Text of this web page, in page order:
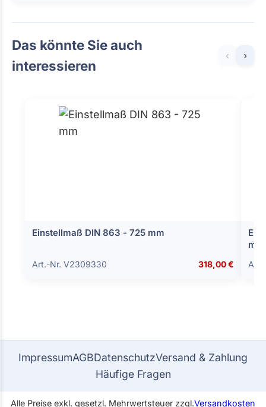
Das könnte Sie auch
interessieren
‹ ›
Einstellmaß DIN 863 - 725 mm
Art.-Nr. V2309330 318,00 €
ImpressumAGBDatenschutzVersand & Zahlung
Häufige Fragen
Alle Preise exkl. gesetzl. Mehrwertsteuer zzgl.Versandkosten